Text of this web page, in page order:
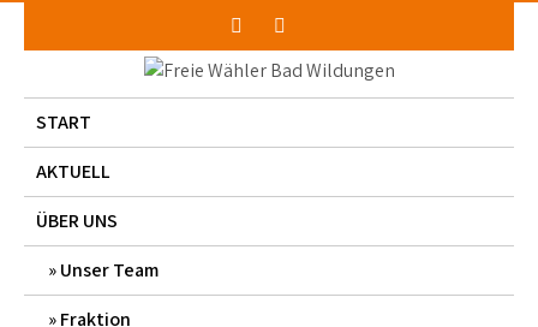
START
AKTUELL
ÜBER UNS
Unser Team
Fraktion